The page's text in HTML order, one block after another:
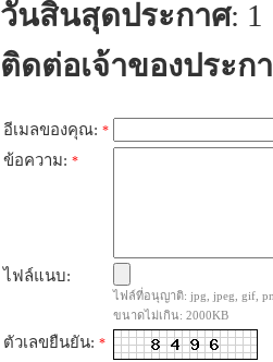
วันสิ้นสุดประกาศ: 1
ติดต่อเจ้าของประก
อีเมลของคุณ: *
ข้อความ: *
ไฟล์แนบ:
ไฟล์ที่อนุญาติ: jpg, jpeg, gif,
ขนาดไม่เกิน: 2000KB
ตัวเลขยืนยัน: *